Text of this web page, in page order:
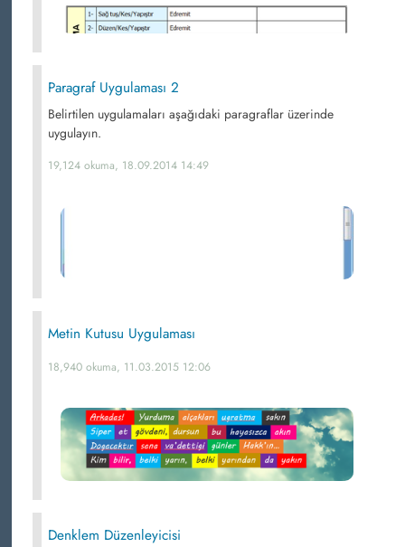
Paragraf Uygulaması 2
Belirtilen uygulamaları aşağıdaki paragraflar üzerinde
uygulayın.
19,124 okuma, 18.09.2014 14:49
Metin Kutusu Uygulaması
18,940 okuma, 11.03.2015 12:06
Denklem Düzenleyicisi